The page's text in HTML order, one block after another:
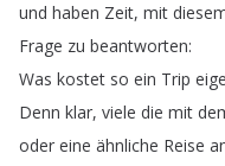
und haben Zeit, mit
Frage zu beantworten:
Was kostet so ein Trip
Denn klar, viele die mit
oder eine ähnliche Reise